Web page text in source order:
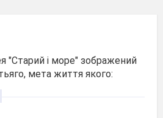
"Старий і море" зображений
мета життя якого: